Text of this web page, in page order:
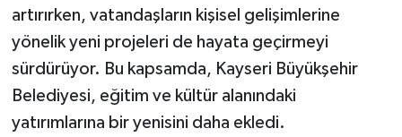
artırırken, vatandaşların kişisel gelişimlerine
yönelik yeni projeleri de hayata geçirmeyi
sürdürüyor. Bu kapsamda, Kayseri Büyükşehir
Belediyesi, eğitim ve kültür alanındaki
yatırımlarına bir yenisini daha ekledi.